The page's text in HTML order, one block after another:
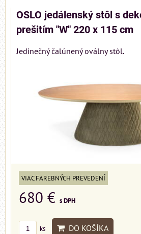
OSLO jedálenský stôl s
prešitím "W" 220 x 115 cm
Jedinečný čalúnený oválny stôl.
VIAC FAREBNÝCH PREVEDENÍ
680 € s DPH
ks DO KOŠÍKA